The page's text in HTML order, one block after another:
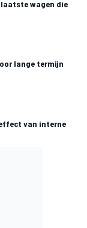
laatste wagen die
lange termijn
van interne